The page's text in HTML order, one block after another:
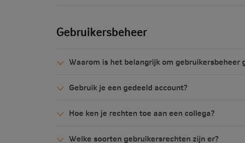
Gebruikersbeheer
Waarom is het belangrijk om gebruikersbeheer
Gebruik je een gedeeld account?
Hoe ken je rechten toe aan een collega?
Welke soorten gebruikersrechten zijn er?